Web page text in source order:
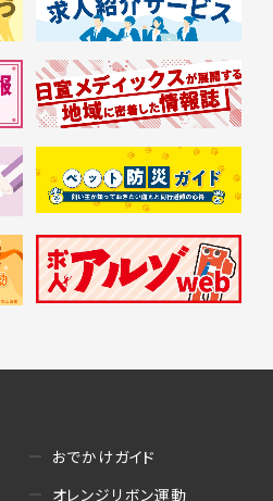
おでかけガイド
オレンジリボン運動